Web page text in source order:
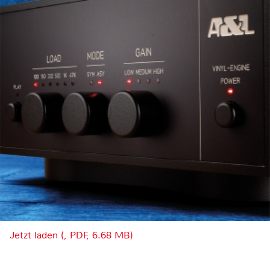
Jetzt laden (, PDF, 6.68 MB)